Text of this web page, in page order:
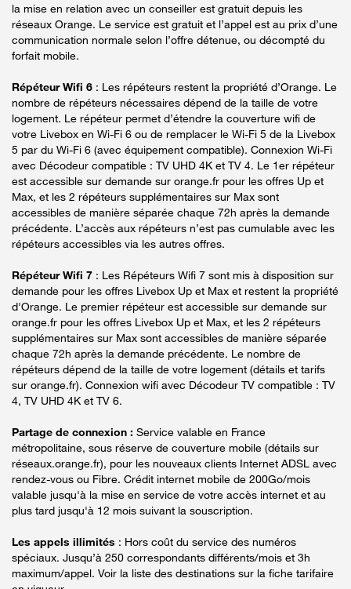
la mise en relation avec un conseiller est gratuit depuis les
réseaux Orange. Le service est gratuit et l’appel est au prix d’une
communication normale selon l’offre détenue, ou décompté du
forfait mobile.
Répéteur Wifi 6 : Les répéteurs restent la propriété d’Orange. Le
nombre de répéteurs nécessaires dépend de la taille de votre
logement. Le répéteur permet d’étendre la couverture wifi de
votre Livebox en Wi-Fi 6 ou de remplacer le Wi-Fi 5 de la Livebox
5 par du Wi-Fi 6 (avec équipement compatible). Connexion Wi-Fi
avec Décodeur compatible : TV UHD 4K et TV 4. Le 1er répéteur
est accessible sur demande sur orange.fr pour les offres Up et
Max, et les 2 répéteurs supplémentaires sur Max sont
accessibles de manière séparée chaque 72h après la demande
précédente. L’accès aux répéteurs n’est pas cumulable avec les
répéteurs accessibles via les autres offres.
Répéteur Wifi 7 : Les Répéteurs Wifi 7 sont mis à disposition sur
demande pour les offres Livebox Up et Max et restent la propriété
d'Orange. Le premier répéteur est accessible sur demande sur
orange.fr pour les offres Livebox Up et Max, et les 2 répéteurs
supplémentaires sur Max sont accessibles de manière séparée
chaque 72h après la demande précédente. Le nombre de
répéteurs dépend de la taille de votre logement (détails et tarifs
sur orange.fr). Connexion wifi avec Décodeur TV compatible : TV
4, TV UHD 4K et TV 6.
Partage de connexion : Service valable en France
métropolitaine, sous réserve de couverture mobile (détails sur
réseaux.orange.fr), pour les nouveaux clients Internet ADSL avec
rendez-vous ou Fibre. Crédit internet mobile de 200Go/mois
valable jusqu'à la mise en service de votre accès internet et au
plus tard jusqu'à 12 mois suivant la souscription.
Les appels illimités : Hors coût du service des numéros
spéciaux. Jusqu’à 250 correspondants différents/mois et 3h
maximum/appel. Voir la liste des destinations sur la fiche tarifaire